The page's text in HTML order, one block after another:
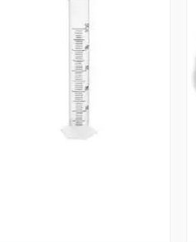
Vista Previa